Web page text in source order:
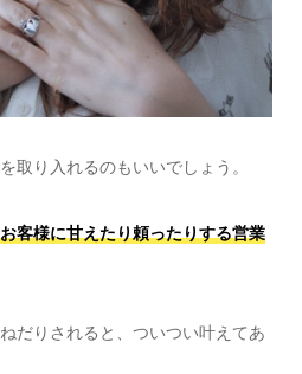
取り入れるのもいいでしょう。
客様に甘えたり頼ったりする営業
だりされると、ついつい叶えてあ